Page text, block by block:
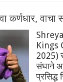
वाचा
Kings
2025)
संघाने
प्रसिद्ध